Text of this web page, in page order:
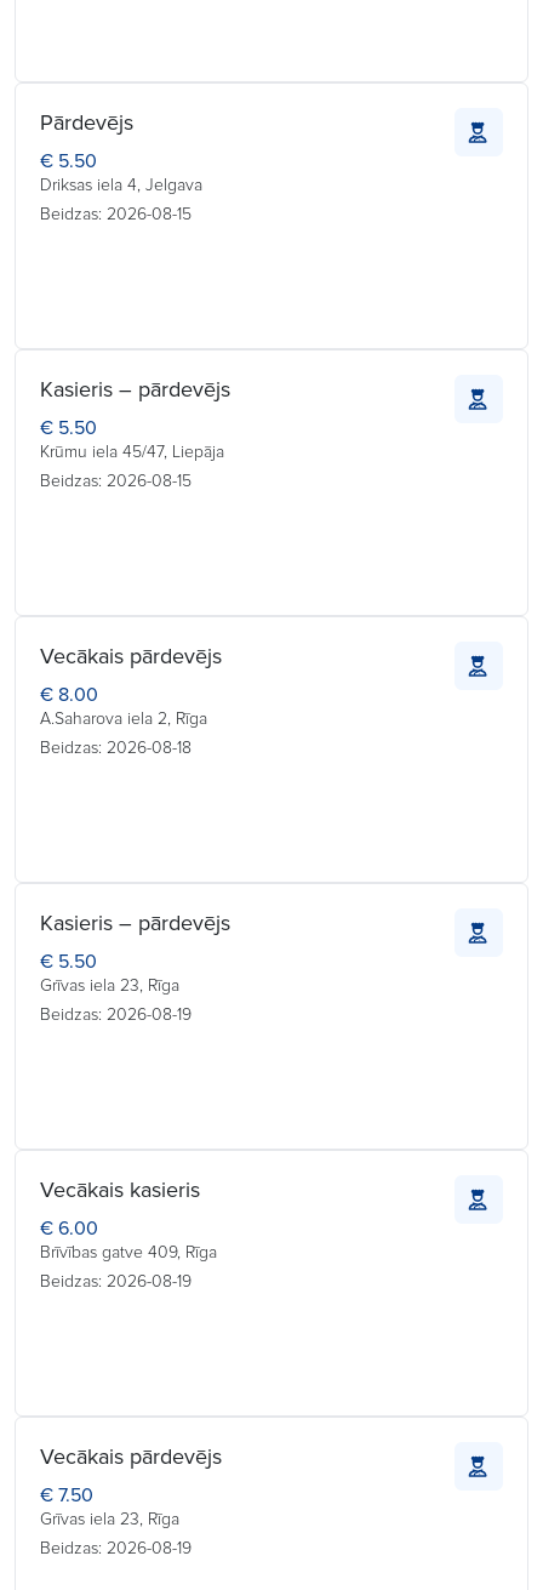
Pārdevējs
€ 5.50
Driksas iela 4, Jelgava
Beidzas: 2026-08-15
Kasieris – pārdevējs
€ 5.50
Krūmu iela 45/47, Liepāja
Beidzas: 2026-08-15
Vecākais pārdevējs
€ 8.00
A.Saharova iela 2, Rīga
Beidzas: 2026-08-18
Kasieris – pārdevējs
€ 5.50
Grīvas iela 23, Rīga
Beidzas: 2026-08-19
Vecākais kasieris
€ 6.00
Brīvības gatve 409, Rīga
Beidzas: 2026-08-19
Vecākais pārdevējs
€ 7.50
Grīvas iela 23, Rīga
Beidzas: 2026-08-19